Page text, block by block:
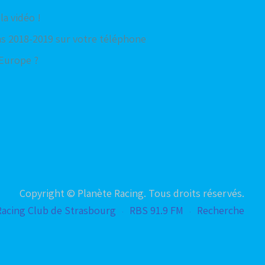
vidéo !
2018-2019 sur votre téléphone
?
Copyright © Planète Racing. Tous droits réservés.
Club de Strasbourg
RBS 91.9 FM Recherche